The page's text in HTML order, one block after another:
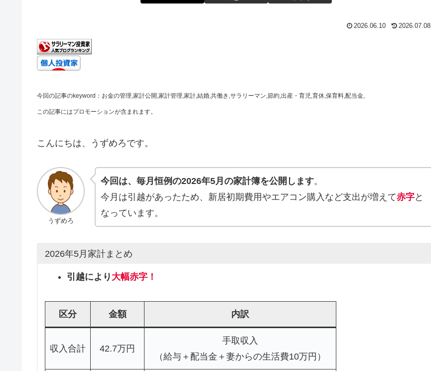
2026.06.10 2026.07.08
今回の記事のkeyword：お金の管理,家計公開,家計管理,家計,結婚,共働き,サラリーマン,節約,出産・育児,育休,保育料,配当金,
この記事にはプロモーションが含まれます。
こんにちは、うずめろです。
うずめろ
今回は、毎月恒例の2026年5月の家計簿を公開します。
今月は引越があったため、新居初期費用やエアコン購入など支出が増えて赤字と
なっています。
2026年5月家計まとめ
引越により 大幅赤字！
区分 金額 内訳
収入合計 42.7万円
手取収入
（給与＋配当金＋妻からの生活費10万円）